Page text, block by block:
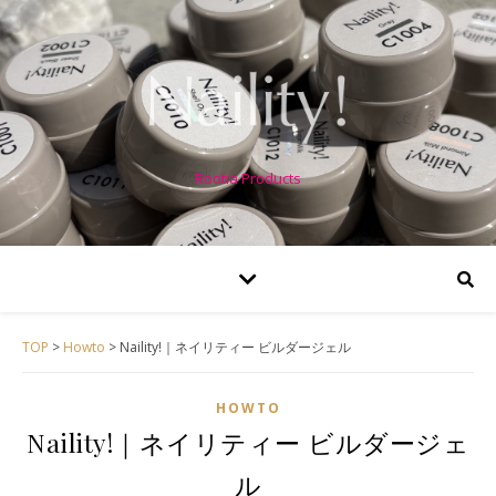
Rootia Products
TOP > Howto > Naility!｜ネイリティー ビルダージェル
HOWTO
Naility!｜ネイリティー ビルダージェ
ル